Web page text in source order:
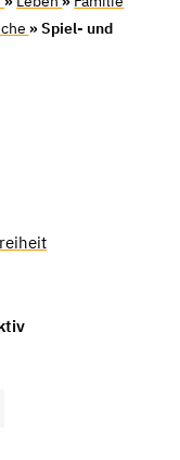
» Spiel- und